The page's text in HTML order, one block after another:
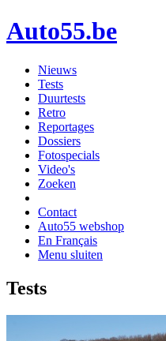
Auto55.be
Nieuws
Tests
Duurtests
Retro
Reportages
Dossiers
Fotospecials
Video's
Zoeken
Contact
Auto55 webshop
En Français
Menu sluiten
Tests